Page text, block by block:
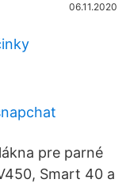
06.11.2020
pre parné
Smart 40 a